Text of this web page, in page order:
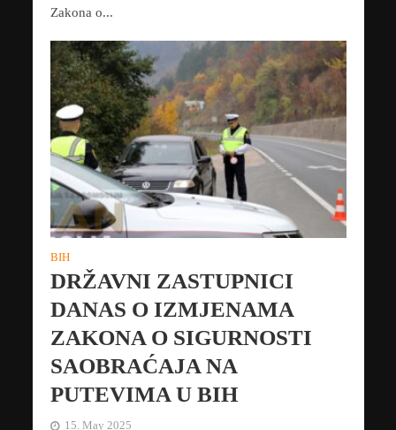
Zakona o...
BIH
DRŽAVNI ZASTUPNICI
DANAS O IZMJENAMA
ZAKONA O SIGURNOSTI
SAOBRAĆAJA NA
PUTEVIMA U BIH
15. May 2025